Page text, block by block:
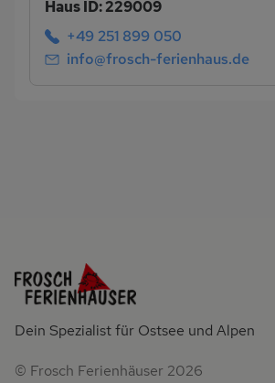
Haus ID: 229009
+49 251 899 050
info@frosch-ferienhaus.de
Dein Spezialist für Ostsee und Alpen
© Frosch Ferienhäuser 2026